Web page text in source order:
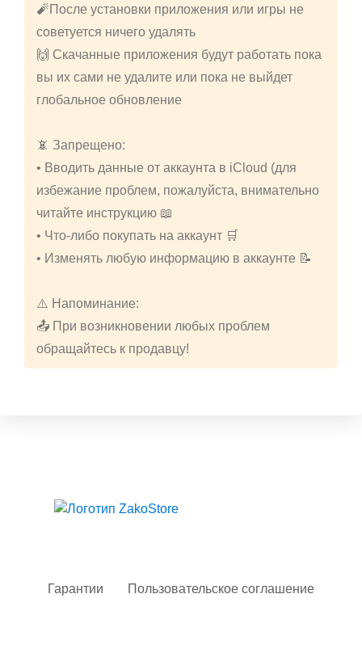
🧨После установки приложения или игры не
советуется ничего удалять
🙌 Скачанные приложения будут работать пока
вы их сами не удалите или пока не выйдет
глобальное обновление
📵 Запрещено:
• Вводить данные от аккаунта в iCloud (для
избежание проблем, пожалуйста, внимательно
читайте инструкцию 📖
• Что-либо покупать на аккаунт 🛒
• Изменять любую информацию в аккаунте 📝
⚠️ Напоминание:
📤 При возникновении любых проблем
обращайтесь к продавцу!
Гарантии Пользовательское соглашение